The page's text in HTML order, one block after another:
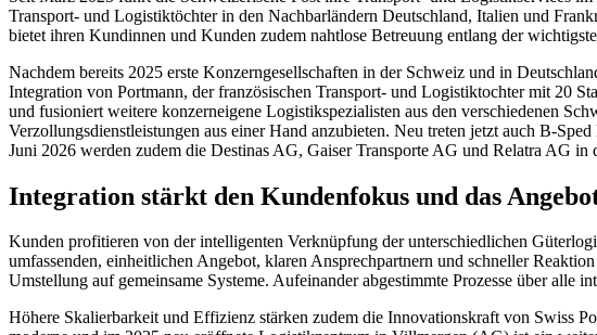
Transport- und Logistiktöchter in den Nachbarländern Deutschland, Italien und
bietet ihren Kundinnen und Kunden zudem nahtlose Betreuung entlang der
Nachdem bereits 2025 erste Konzerngesellschaften in der Schweiz und in
Integration von Portmann, der französischen Transport- und Logistiktochter mit 20
und fusioniert weitere konzerneigene Logistikspezialisten aus den verschiedenen
Verzollungsdienstleistungen aus einer Hand anzubieten. Neu treten jetzt auch B-
Juni 2026 werden zudem die Destinas AG, Gaiser Transporte AG und Relatra AG
Integration stärkt den Kundenfokus und das
Kunden profitieren von der intelligenten Verknüpfung der unterschiedlichen
umfassenden, einheitlichen Angebot, klaren Ansprechpartnern und schneller
Umstellung auf gemeinsame Systeme. Aufeinander abgestimmte Prozesse über alle
Höhere Skalierbarkeit und Effizienz stärken zudem die Innovationskraft von Swiss